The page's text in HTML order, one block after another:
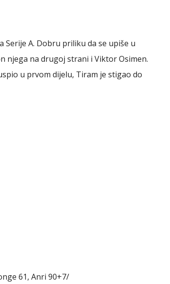
Serije A. Dobru priliku da se upiše u
njega na drugoj strani i Viktor Osimen.
u prvom dijelu, Tiram je stigao do
61, Anri 90+7/